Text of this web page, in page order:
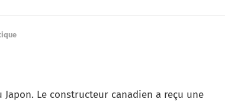
Le constructeur canadien a reçu une